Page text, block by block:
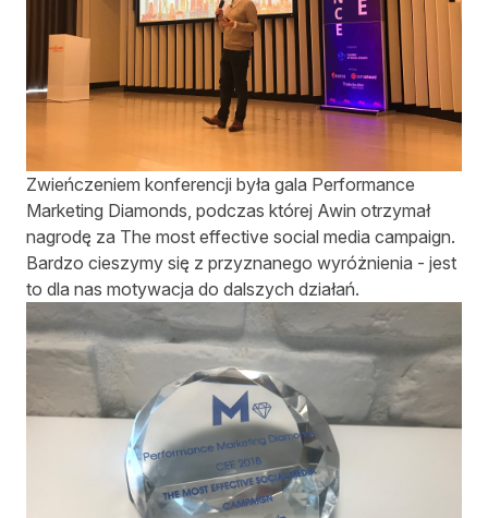
Zwieńczeniem konferencji była gala Performance
Marketing Diamonds, podczas której Awin otrzymał
nagrodę za The most effective social media campaign.
Bardzo cieszymy się z przyznanego wyróżnienia - jest
to dla nas motywacja do dalszych działań.